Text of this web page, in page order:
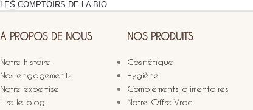
LES COMPTOIRS DE LA BIO
A PROPOS DE NOUS
Notre histoire
Nos engagements
Notre expertise
Lire le blog
NOS PRODUITS
Cosmétique
Hygiène
Compléments alimentaires
Notre Offre Vrac